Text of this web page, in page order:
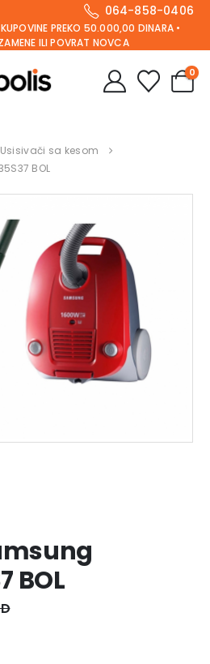
064-858-0406
PREKO 50.000,00 DINARA •
ILI POVRAT NOVCA
0
Usisivači sa kesom
BOL
BOL